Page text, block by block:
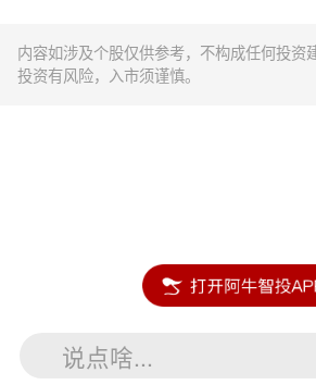
内容如涉及个股仅供参考，不构成任何投资
投资有风险，入市须谨慎。
说点啥...